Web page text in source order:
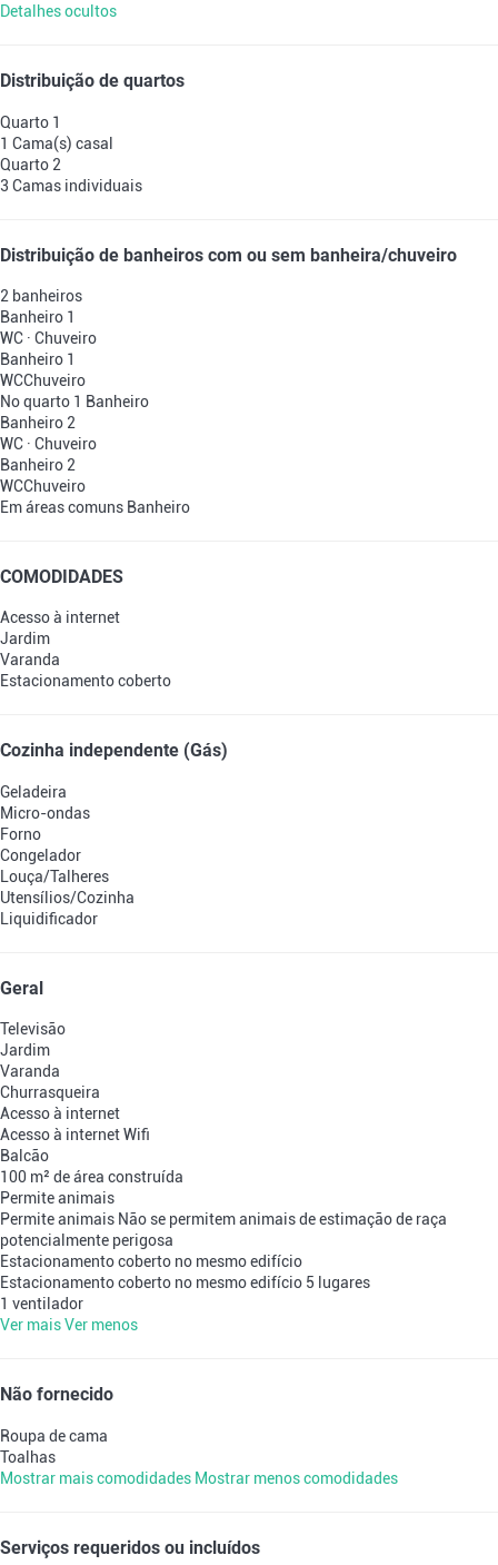
Detalhes ocultos
Distribuição de quartos
Quarto 1
1 Cama(s) casal
Quarto 2
3 Camas individuais
Distribuição de banheiros com ou sem banheira/chuveiro
2 banheiros
Banheiro 1
WC · Chuveiro
Banheiro 1
WCChuveiro
No quarto 1 Banheiro
Banheiro 2
WC · Chuveiro
Banheiro 2
WCChuveiro
Em áreas comuns Banheiro
COMODIDADES
Acesso à internet
Jardim
Varanda
Estacionamento coberto
Cozinha independente (Gás)
Geladeira
Micro-ondas
Forno
Congelador
Louça/Talheres
Utensílios/Cozinha
Liquidificador
Geral
Televisão
Jardim
Varanda
Churrasqueira
Acesso à internet
Acesso à internetWifi
Balcão
100 m² de área construída
Permite animais
Permite animais Não se permitem animais de estimação de raça
potencialmente perigosa
Estacionamento coberto no mesmo edifício
Estacionamento coberto no mesmo edifício 5 lugares
1 ventilador
Ver maisVer menos
Não fornecido
Roupa de cama
Toalhas
Mostrar mais comodidades Mostrar menos comodidades
Serviços requeridos ou incluídos